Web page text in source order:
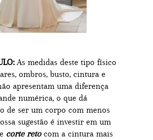
As medidas deste tipo físico
ombros, busto, cintura e
apresentam uma diferença
numérica, o que dá
de ser um corpo com menos
sugestão é investir em um
corte retocom a cintura mais